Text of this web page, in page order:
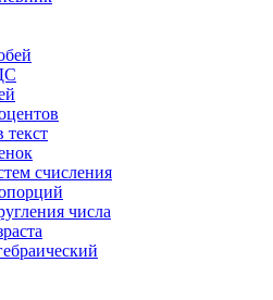
текст
счисления
числа